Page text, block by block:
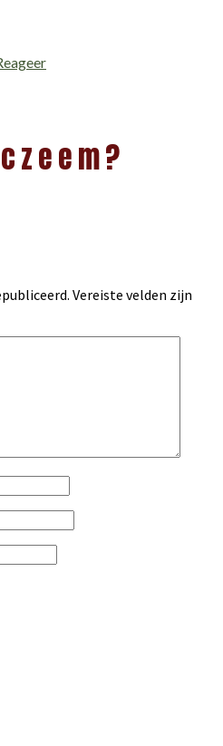
Vereiste velden zijn